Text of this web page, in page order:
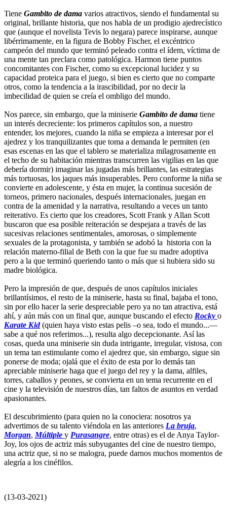
Tiene Gambito de dama varios atractivos, siendo el fundamental su
original, brillante historia, que nos habla de un prodigio ajedrecístico
que (aunque el novelista Tevis lo negara) parece inspirarse, aunque
libérrimamente, en la figura de Bobby Fischer, el excéntrico
campeón del mundo que terminó peleado contra el ídem, víctima de
una mente tan preclara como patológica. Harmon tiene puntos
concomitantes con Fischer, como su excepcional lucidez y su
capacidad proteica para el juego, si bien es cierto que no comparte
otros, como la tendencia a la irascibilidad, por no decir la
imbecilidad de quien se creía el ombligo del mundo.
Nos parece, sin embargo, que la miniserie Gambito de dama tiene
un interés decreciente: los primeros capítulos son, a nuestro
entender, los mejores, cuando la niña se empieza a interesar por el
ajedrez y los tranquilizantes que toma a demanda le permiten (en
esas escenas en las que el tablero se materializa milagrosamente en
el techo de su habitación mientras transcurren las vigilias en las que
debería dormir) imaginar las jugadas más brillantes, las estrategias
más tortuosas, los jaques más insuperables. Pero conforme la niña se
convierte en adolescente, y ésta en mujer, la continua sucesión de
torneos, primero nacionales, después internacionales, juegan en
contra de la amenidad y la narrativa, resultando a veces un tanto
reiterativo. Es cierto que los creadores, Scott Frank y Allan Scott
buscaron que esa posible reiteración se despejara a través de las
sucesivas relaciones sentimentales, amorosas, o simplemente
sexuales de la protagonista, y también se adobó la historia con la
relación materno-filial de Beth con la que fue su madre adoptiva
pero a la que terminó queriendo tanto o más que si hubiera sido su
madre biológica.
Pero la impresión de que, después de unos capítulos iniciales
brillantísimos, el resto de la miniserie, hasta su final, bajaba el tono,
sin por ello hacer la serie despreciable pero ya no tan atractiva, está
ahí, y aún más con un final que, aunque buscando el efecto Rocky o
Karate Kid(quien haya visto estas pelis –o sea, todo el mundo...—
sabe a qué nos referimos...), resulta algo decepcionante. Así las
cosas, queda una miniserie sin duda intrigante, irregular, vistosa, con
un tema tan estimulante como el ajedrez que, sin embargo, sigue sin
ponerse de moda; ojalá que el éxito de esta por lo demás tan
apreciable miniserie haga que el juego del rey y la dama, alfiles,
torres, caballos y peones, se convierta en un tema recurrente en el
cine y la televisión de nuestros días, tan faltos de asuntos en verdad
apasionantes.
El descubrimiento (para quien no la conociera: nosotros ya
advertimos de su talento viéndola en las anteriores La bruja,
Morgan, Múltiple y Purasangre, entre otras) es el de Anya Taylor-
Joy, los ojos de actriz más subyugantes del cine de nuestro tiempo,
una actriz que, si no se malogra, puede darnos muchos momentos de
alegría a los cinéfilos.
(13-03-2021)